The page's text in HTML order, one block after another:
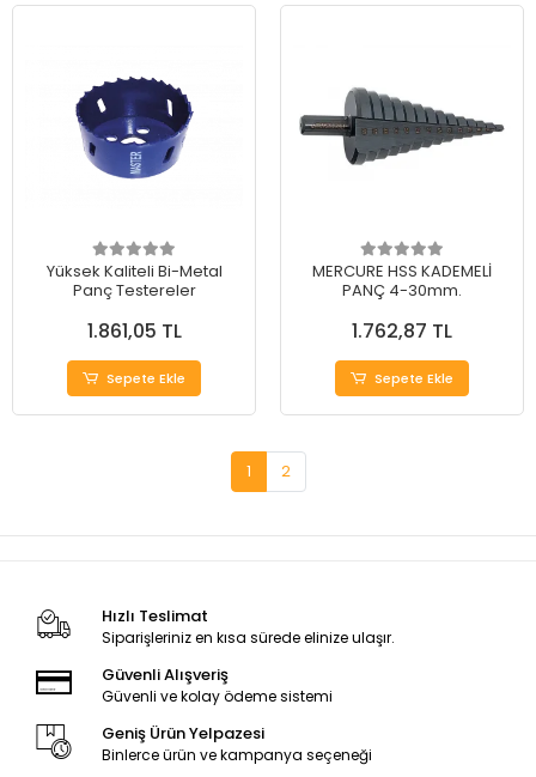
Yüksek Kaliteli Bi-Metal
Panç Testereler
1.861,05 TL
Sepete Ekle
MERCURE HSS KADEMELİ
PANÇ 4-30mm.
1.762,87 TL
Sepete Ekle
1 2
Hızlı Teslimat
Siparişleriniz en kısa sürede elinize ulaşır.
Güvenli Alışveriş
Güvenli ve kolay ödeme sistemi
Geniş Ürün Yelpazesi
Binlerce ürün ve kampanya seçeneği